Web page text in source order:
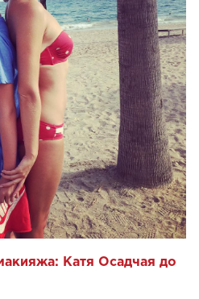
Катя Осадчая до